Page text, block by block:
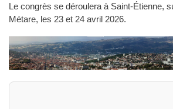
Le congrès se déroulera à Saint-Étienne,
Métare, les 23 et 24 avril 2026.